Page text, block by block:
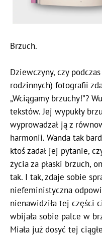
Brzuch.
Dziewczyny, czy
rodzinnych) fotografii
„Wciągamy brzuchy!”?
tekstów. Jej wypukły
wyprowadzał ją z
harmonii. Wanda tak
ktoś zadał jej pytanie,
życia za płaski brzuch,
tak. I tak, zdaje sobie
niefeministyczna
nienawidziła tej części
wbijała sobie palce w
Miała już dosyć tej